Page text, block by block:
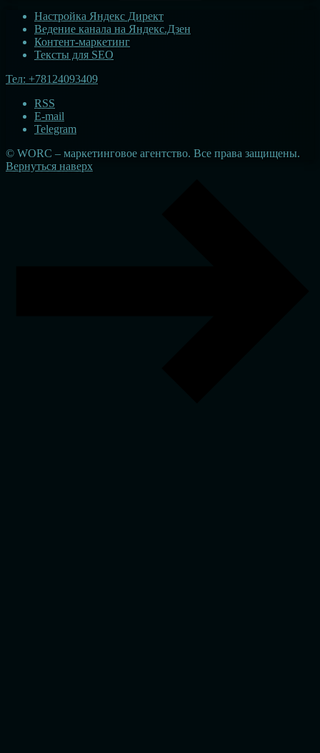
Настройка Яндекс Директ
Ведение канала на Яндекс.Дзен
Контент-маркетинг
Тексты для SEO
Тел: +78124093409
RSS
E-mail
Telegram
© WORC – маркетинговое агентство. Все права защищены.
Вернуться наверх